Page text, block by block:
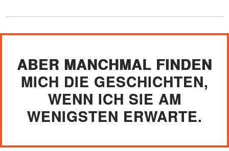
ABER MANCHMAL FINDEN
MICH DIE GESCHICHTEN,
WENN ICH SIE AM
WENIGSTEN ERWARTE.